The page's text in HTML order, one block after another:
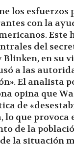
los esfuerzos
con la
Este
del
en su
a las
El analista
opina que
de
lo que provoca
de la
la situación